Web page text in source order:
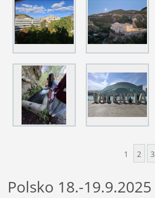
1 2 3
Polsko 18.-19.9.2025